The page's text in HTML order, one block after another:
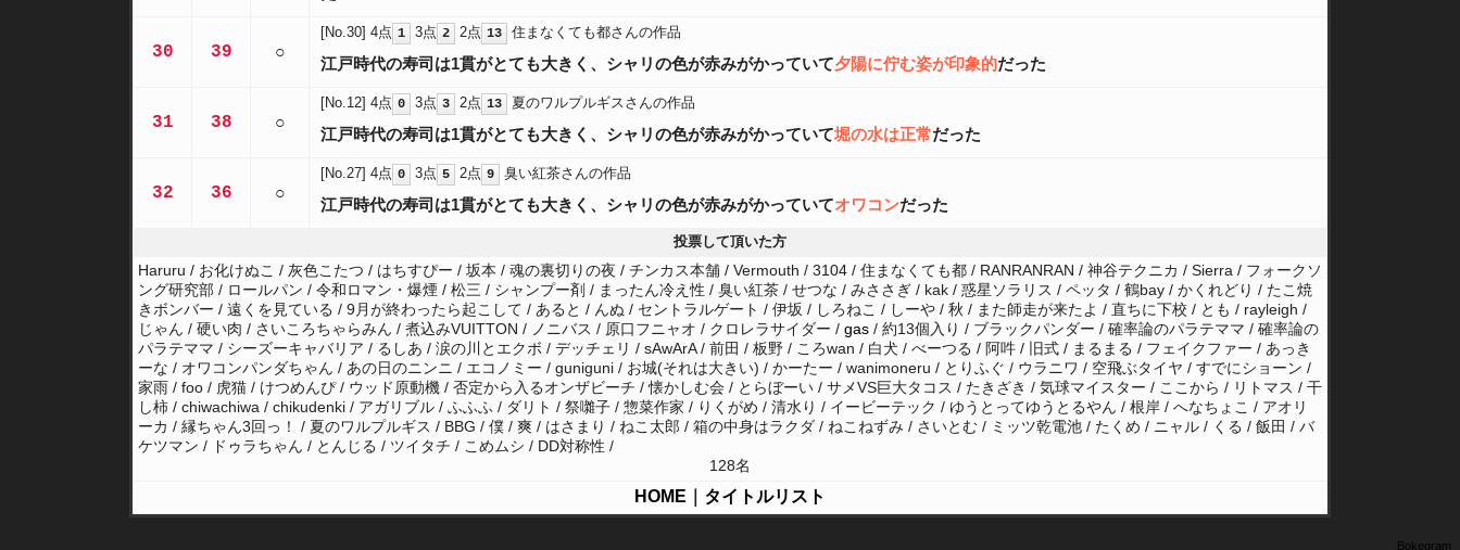
30 39 ○
[No.30] 4点 1 3点 2 2点 13 住まなくても都さんの作品
江戸時代の寿司は1貫がとても大きく、シャリの色が赤みがかっていて夕陽に佇む姿が印象的だった
31 38 ○
[No.12] 4点 0 3点 3 2点 13 夏のワルプルギスさんの作品
江戸時代の寿司は1貫がとても大きく、シャリの色が赤みがかっていて堀の水は正常だった
32 36 ○
[No.27] 4点 0 3点 5 2点 9 臭い紅茶さんの作品
江戸時代の寿司は1貫がとても大きく、シャリの色が赤みがかっていてオワコンだった
投票して頂いた方
Haruru / お化けぬこ / 灰色こたつ / はちすぴー / 坂本 / 魂の裏切りの夜 / チンカス本舗 / Vermouth / 3104 / 住まなくても都 / RANRANRAN / 神谷テクニカ / Sierra / フォークソ
ング研究部 / ロールパン / 令和ロマン・爆煙 / 松三 / シャンプー剤 / まったん冷え性 / 臭い紅茶 / せつな / みささぎ / kak / 惑星ソラリス / ペッタ / 鶴bay / かくれどり / たこ焼
きボンバー / 遠くを見ている / 9月が終わったら起こして / あると / んぬ / セントラルゲート / 伊坂 / しろねこ / しーや / 秋 / また師走が来たよ / 直ちに下校 / とも / rayleigh /
じゃん / 硬い肉 / さいころちゃらみん / 煮込みVUITTON / ノニバス / 原口フニャオ / クロレラサイダー / gas / 約13個入り / ブラックパンダー / 確率論のパラテママ / 確率論の
パラテママ / シーズーキャバリア / るしあ / 涙の川とエクボ / デッチェリ / sAwArA / 前田 / 板野 / ころwan / 白犬 / べーつる / 阿吽 / 旧式 / まるまる / フェイクファー / あっき
ーな / オワコンパンダちゃん / あの日のニンニ / エコノミー / guniguni / お城(それは大きい) / かーたー / wanimoneru / とりふぐ / ウラニワ / 空飛ぶタイヤ / すでにショーン /
家雨 / foo / 虎猫 / けつめんぴ / ウッド原動機 / 否定から入るオンザビーチ / 懐かしむ会 / とらぼーい / サメVS巨大タコス / たきざき / 気球マイスター / ここから / リトマス / 干
し柿 / chiwachiwa / chikudenki / アガリブル / ふふふ / ダリト / 祭囃子 / 惣菜作家 / りくがめ / 清水り / イービーテック / ゆうとってゆうとるやん / 根岸 / へなちょこ / アオリ
ーカ / 縁ちゃん3回っ！ / 夏のワルプルギス / BBG / 僕 / 爽 / はさまり / ねこ太郎 / 箱の中身はラクダ / ねこねずみ / さいとむ / ミッツ乾電池 / たくめ / ニャル / くる / 飯田 / バ
ケツマン / ドゥラちゃん / とんじる / ツイタチ / こめムシ / DD対称性 /
128名
HOME タイトルリスト
Bokegram